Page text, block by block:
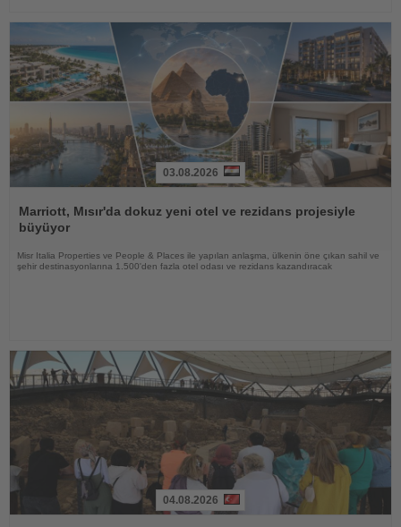
Oku
03.08.2026
Marriott, Mısır'da dokuz yeni otel ve rezidans projesiyle
büyüyor
Misr Italia Properties ve People & Places ile yapılan anlaşma, ülkenin öne çıkan sahil ve
şehir destinasyonlarına 1.500'den fazla otel odası ve rezidans kazandıracak
04.08.2026